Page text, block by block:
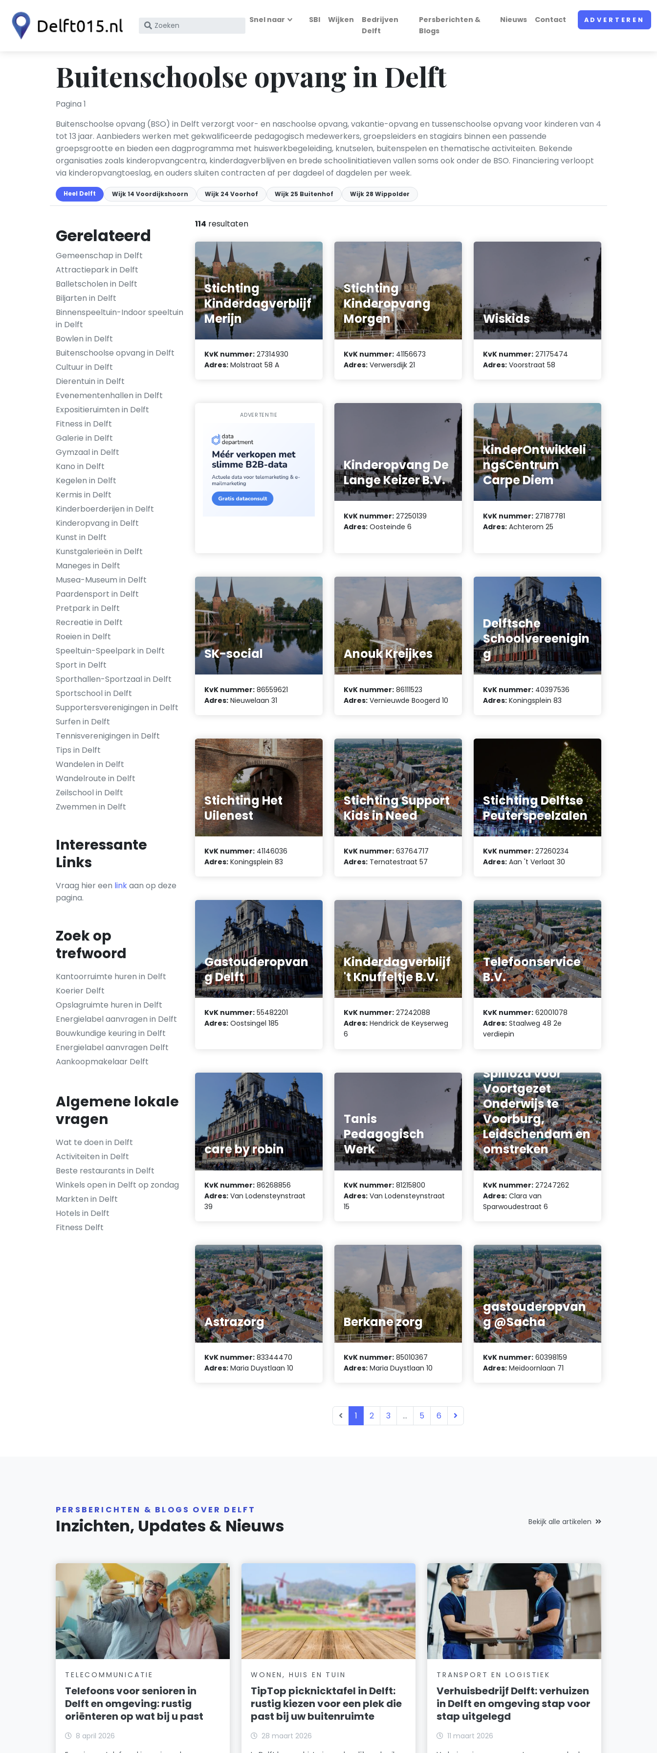
Zoek
KvK
nummer
Snel naar SBI Wijken
Bedrijven
Delft
Persberichten &
Blogs
Nieuws Contact ADVERTEREN
Buitenschoolse opvang in Delft
Pagina 1
Buitenschoolse opvang (BSO) in Delft verzorgt voor- en naschoolse opvang, vakantie-opvang en tussenschoolse opvang voor kinderen van 4
tot 13 jaar. Aanbieders werken met gekwalificeerde pedagogisch medewerkers, groepsleiders en stagiairs binnen een passende
groepsgrootte en bieden een dagprogramma met huiswerkbegeleiding, knutselen, buitenspelen en thematische activiteiten. Bekende
organisaties zoals kinderopvangcentra, kinderdagverblijven en brede schoolinitiatieven vallen soms ook onder de BSO. Financiering verloopt
via kinderopvangtoeslag, en ouders sluiten contracten af per dagdeel of dagdelen per week.
Heel Delft Wijk 14 Voordijkshoorn Wijk 24 Voorhof Wijk 25 Buitenhof Wijk 28 Wippolder
Gerelateerd
Gemeenschap in Delft
Attractiepark in Delft
Balletscholen in Delft
Biljarten in Delft
Binnenspeeltuin-Indoor speeltuin
in Delft
Bowlen in Delft
Buitenschoolse opvang in Delft
Cultuur in Delft
Dierentuin in Delft
Evenementenhallen in Delft
Expositieruimten in Delft
Fitness in Delft
Galerie in Delft
Gymzaal in Delft
Kano in Delft
Kegelen in Delft
Kermis in Delft
Kinderboerderijen in Delft
Kinderopvang in Delft
Kunst in Delft
Kunstgalerieën in Delft
Maneges in Delft
Musea-Museum in Delft
Paardensport in Delft
Pretpark in Delft
Recreatie in Delft
Roeien in Delft
Speeltuin-Speelpark in Delft
Sport in Delft
Sporthallen-Sportzaal in Delft
Sportschool in Delft
Supportersverenigingen in Delft
Surfen in Delft
Tennisverenigingen in Delft
Tips in Delft
Wandelen in Delft
Wandelroute in Delft
Zeilschool in Delft
Zwemmen in Delft
Interessante
Links
Vraag hier een linkaan op deze
pagina.
Zoek op
trefwoord
Kantoorruimte huren in Delft
Koerier Delft
Opslagruimte huren in Delft
Energielabel aanvragen in Delft
Bouwkundige keuring in Delft
Energielabel aanvragen Delft
Aankoopmakelaar Delft
Algemene lokale
vragen
Wat te doen in Delft
Activiteiten in Delft
Beste restaurants in Delft
Winkels open in Delft op zondag
Markten in Delft
Hotels in Delft
Fitness Delft
114 resultaten
Stichting
Kinderdagverblijf
Merijn
KvK nummer: 27314930
Adres: Molstraat 58 A
Stichting
Kinderopvang
Morgen
KvK nummer: 41156673
Adres: Verwersdijk 21
Wiskids
KvK nummer: 27175474
Adres: Voorstraat 58
ADVERTENTIE
Kinderopvang De
Lange Keizer B.V.
KvK nummer: 27250139
Adres: Oosteinde 6
KinderOntwikkeli
ngsCentrum
Carpe Diem
KvK nummer: 27187781
Adres: Achterom 25
SK-social
KvK nummer: 86559621
Adres: Nieuwelaan 31
Anouk Kreijkes
KvK nummer: 86111523
Adres: Vernieuwde Boogerd 10
Delftsche
Schoolvereenigin
g
KvK nummer: 40397536
Adres: Koningsplein 83
Stichting Het
Uilenest
KvK nummer: 41146036
Adres: Koningsplein 83
Stichting Support
Kids in Need
KvK nummer: 63764717
Adres: Ternatestraat 57
Stichting Delftse
Peuterspeelzalen
KvK nummer: 27260234
Adres: Aan 't Verlaat 30
Gastouderopvan
g Delft
KvK nummer: 55482201
Adres: Oostsingel 185
Kinderdagverblijf
't Knuffeltje B.V.
KvK nummer: 27242088
Adres: Hendrick de Keyserweg
6
Telefoonservice
B.V.
KvK nummer: 62001078
Adres: Staalweg 48 2e
verdiepin
care by robin
KvK nummer: 86268856
Adres: Van Lodensteynstraat
39
Tanis
Pedagogisch
Werk
KvK nummer: 81215800
Adres: Van Lodensteynstraat
15
Stichting
Spinoza voor
Voortgezet
Onderwijs te
Voorburg,
Leidschendam en
omstreken
KvK nummer: 27247262
Adres: Clara van
Sparwoudestraat 6
Astrazorg
KvK nummer: 83344470
Adres: Maria Duystlaan 10
Berkane zorg
KvK nummer: 85010367
Adres: Maria Duystlaan 10
gastouderopvan
g @Sacha
KvK nummer: 60398159
Adres: Meidoornlaan 71
1 2 3 ... 5 6
PERSBERICHTEN & BLOGS OVER DELFT
Inzichten, Updates & Nieuws Bekijk alle artikelen
TELECOMMUNICATIE
Telefoons voor senioren in
Delft en omgeving: rustig
oriënteren op wat bij u past
8 april 2026
WONEN, HUIS EN TUIN
TipTop picknicktafel in Delft:
rustig kiezen voor een plek die
past bij uw buitenruimte
28 maart 2026
TRANSPORT EN LOGISTIEK
Verhuisbedrijf Delft: verhuizen
in Delft en omgeving stap voor
stap uitgelegd
11 maart 2026